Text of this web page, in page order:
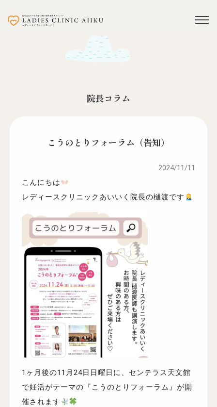
院長コラム
こうのとりフォーラム（告知）
2024/11/11
こんにちは
レディースクリニックあいいく院長の樋渡です
1ヶ月後の11月24日日曜日に、センテラス天文館
で妊活がテーマの『こうのとりフォーラム』が開
催されます